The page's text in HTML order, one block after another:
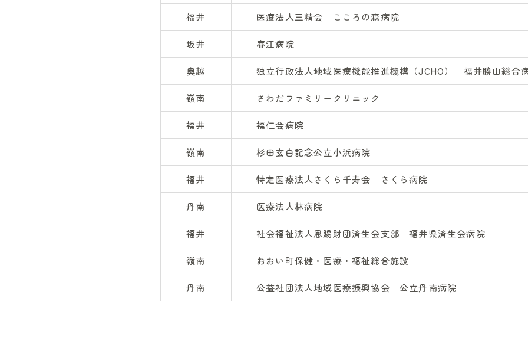
福井 医療法人三精会 こころの森病院
坂井 春江病院
奥越 独立行政法人地域医療機能推進機構（JCHO） 福井勝山総合
嶺南 さわだファミリークリニック
福井 福仁会病院
嶺南 杉田玄白記念公立小浜病院
福井 特定医療法人さくら千寿会 さくら病院
丹南 医療法人林病院
福井 社会福祉法人恩賜財団済生会支部 福井県済生会病院
嶺南 おおい町保健・医療・福祉総合施設
丹南 公益社団法人地域医療振興協会 公立丹南病院